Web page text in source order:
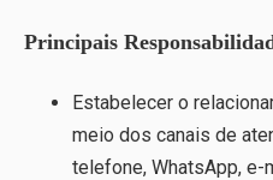
Principais
Estabelecer o
meio dos canais de
telefone, WhatsApp, e-